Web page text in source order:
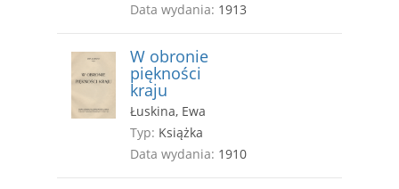
Data wydania: 1913
W obronie
piękności
kraju
Łuskina, Ewa
Typ: Książka
Data wydania: 1910